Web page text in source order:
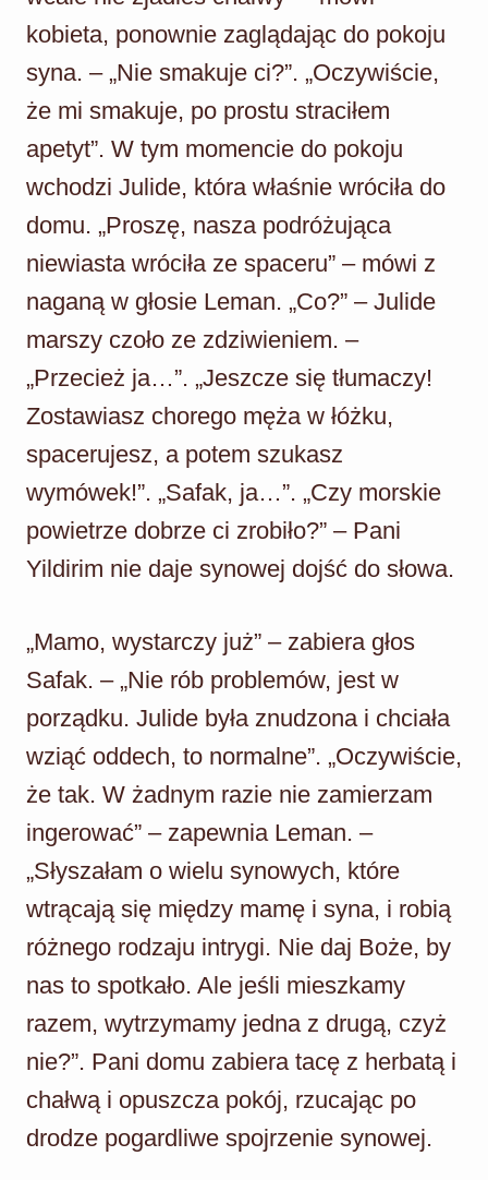
kobieta, ponownie zaglądając do pokoju
syna. – „Nie smakuje ci?”. „Oczywiście,
że mi smakuje, po prostu straciłem
apetyt”. W tym momencie do pokoju
wchodzi Julide, która właśnie wróciła do
domu. „Proszę, nasza podróżująca
niewiasta wróciła ze spaceru” – mówi z
naganą w głosie Leman. „Co?” – Julide
marszy czoło ze zdziwieniem. –
„Przecież ja…”. „Jeszcze się tłumaczy!
Zostawiasz chorego męża w łóżku,
spacerujesz, a potem szukasz
wymówek!”. „Safak, ja…”. „Czy morskie
powietrze dobrze ci zrobiło?” – Pani
Yildirim nie daje synowej dojść do słowa.
„Mamo, wystarczy już” – zabiera głos
Safak. – „Nie rób problemów, jest w
porządku. Julide była znudzona i chciała
wziąć oddech, to normalne”. „Oczywiście,
że tak. W żadnym razie nie zamierzam
ingerować” – zapewnia Leman. –
„Słyszałam o wielu synowych, które
wtrącają się między mamę i syna, i robią
różnego rodzaju intrygi. Nie daj Boże, by
nas to spotkało. Ale jeśli mieszkamy
razem, wytrzymamy jedna z drugą, czyż
nie?”. Pani domu zabiera tacę z herbatą i
chałwą i opuszcza pokój, rzucając po
drodze pogardliwe spojrzenie synowej.